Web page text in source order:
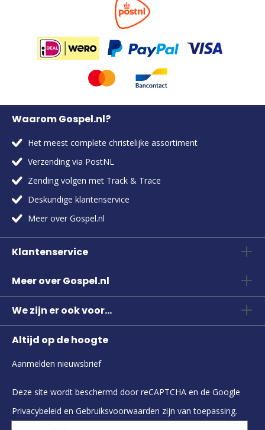
Waarom Gospel.nl?
Het meest complete christelijke assortiment
Verzending via PostNL
Zending volgen met Track & Trace
Deskundige klantenservice
Meer over Gospel.nl
Klantenservice
Meer over Gospel.nl
We zijn er ook voor...
Altijd op de hoogte
Aanmelden nieuwsbrief
Deze site wordt beschermd door reCAPTCHA en de Google
Privacybeleid en Gebruiksvoorwaarden zijn van toepassing.